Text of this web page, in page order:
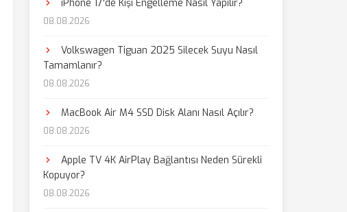
iPhone 17'de Kişi Engelleme Nasıl Yapılır?
08.08.2026
Volkswagen Tiguan 2025 Silecek Suyu Nasıl
Tamamlanır?
08.08.2026
MacBook Air M4 SSD Disk Alanı Nasıl Açılır?
08.08.2026
Apple TV 4K AirPlay Bağlantısı Neden Sürekli
Kopuyor?
08.08.2026